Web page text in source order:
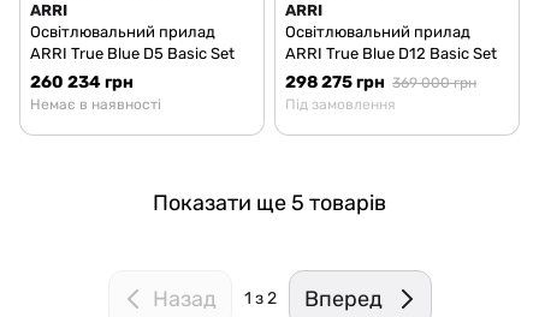
ARRI
Освітлювальний прилад
ARRI True Blue D5 Basic Set
260 234 грн
Немає в наявності
ARRI
Освітлювальний прилад
ARRI True Blue D12 Basic Set
298 275 грн 369 000 грн
Під замовлення
Показати ще 5 товарів
Назад 1 з 2 Вперед